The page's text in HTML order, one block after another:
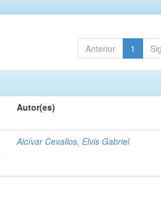
Anterior 1
Autor(es)
Alcívar Cevallos, Elvis Gabriel